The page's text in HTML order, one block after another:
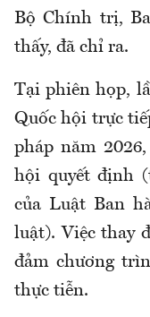
Bộ Chính trị,
thấy, đã chỉ ra.
Tại phiên họp,
Quốc hội trực
pháp năm
hội quyết định
của Luật Ban
luật). Việc thay
đảm chương
thực tiễn.